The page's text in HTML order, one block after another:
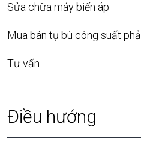
Sửa chữa máy biến áp
Mua bán tụ bù công suất
Tư vấn
Điều hướng